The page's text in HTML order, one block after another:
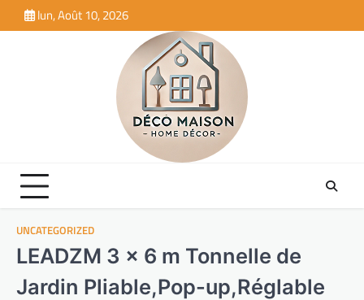
to
lun, Août 10, 2026
UNCATEGORIZED
LEADZM 3 x 6 m Tonnelle de
Jardin Pliable,Pop-up,Réglable